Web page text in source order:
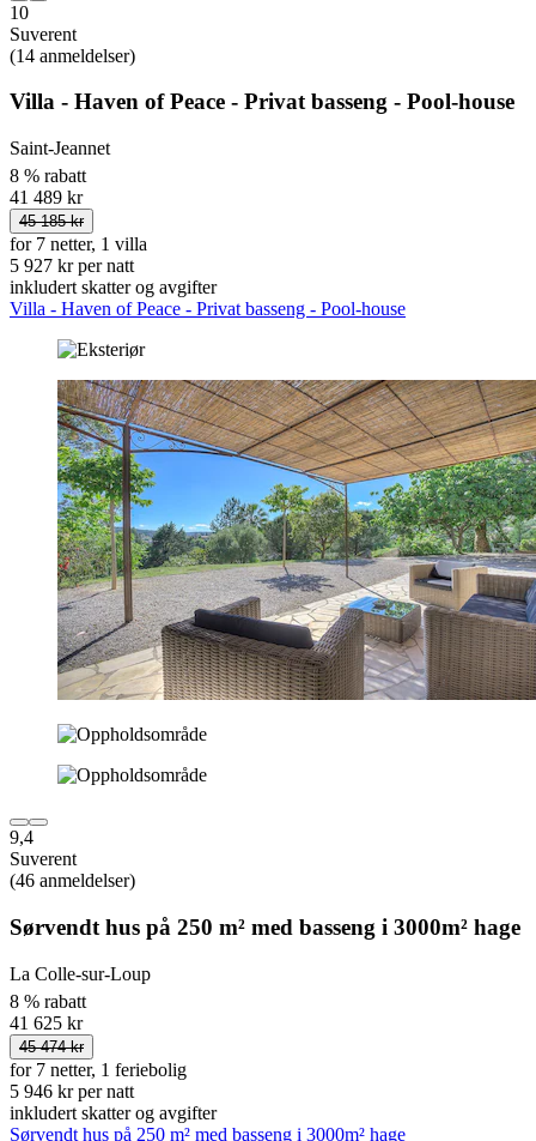
10
Suverent
(14 anmeldelser)
Villa - Haven of Peace - Privat basseng - Pool-house
Saint-Jeannet
8 % rabatt
41 489 kr
45 185 kr
for 7 netter, 1 villa
5 927 kr per natt
inkludert skatter og avgifter
Villa - Haven of Peace - Privat basseng - Pool-house
9,4
Suverent
(46 anmeldelser)
Sørvendt hus på 250 m² med basseng i 3000m² hage
La Colle-sur-Loup
8 % rabatt
41 625 kr
45 474 kr
for 7 netter, 1 feriebolig
5 946 kr per natt
inkludert skatter og avgifter
Sørvendt hus på 250 m² med basseng i 3000m² hage